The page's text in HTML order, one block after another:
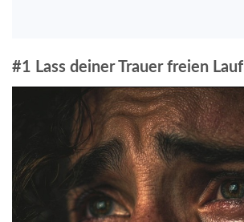
#1 Lass deiner Trauer freien Lauf